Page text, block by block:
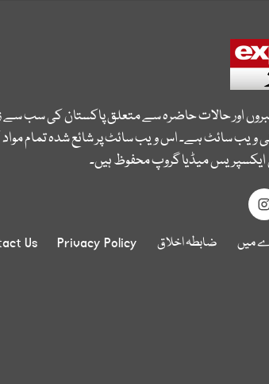
اور حالات حاضرہ سے متعلق پاکستان کی سب سے
ویب سائٹ ہے۔ اس ویب سائٹ پر شائع شدہ تمام
میڈیا گروپ محفوظ ہیں۔
میں ضابطہ اخلاق Privacy Policy
Us